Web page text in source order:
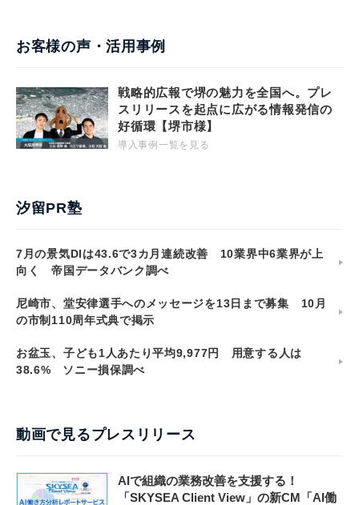
お客様の声・活用事例
戦略的広報で堺の魅力を全国へ。プレ
スリリースを起点に広がる情報発信の
好循環【堺市様】
導入事例一覧を見る
汐留PR塾
7月の景気DIは43.6で3カ月連続改善 10業界中6業界が上
向く 帝国データバンク調べ
尼崎市、堂安律選手へのメッセージを13日まで募集 10月
の市制110周年式典で掲示
お盆玉、子ども1人あたり平均9,977円 用意する人は
38.6% ソニー損保調べ
動画で見るプレスリリース
AIで組織の業務改善を支援する！
「SKYSEA Client View」の新CM「AI働